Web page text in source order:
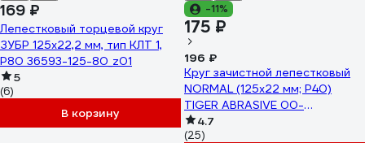
169 ₽
Лепестковый торцевой круг
ЗУБР 125x22,2 мм, тип КЛТ 1,
P80 36593-125-80_z01
5
(6)
В корзину
-11%
175 ₽
196 ₽
Круг зачистной лепестковый
NORMAL (125х22 мм; P40)
TIGER ABRASIVE 00-
00000154
4.7
(25)